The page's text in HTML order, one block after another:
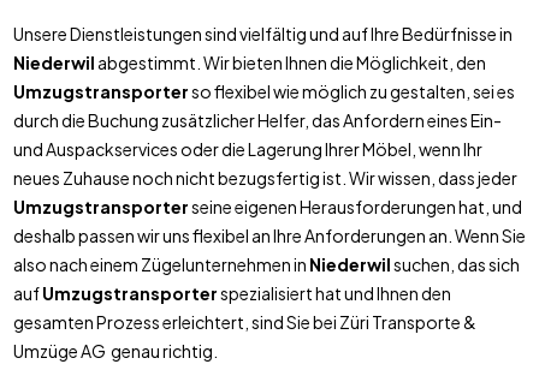
Unsere Dienstleistungen sind vielfältig und auf Ihre Bedürfnisse in
Niederwil abgestimmt. Wir bieten Ihnen die Möglichkeit, den
Umzugstransporterso flexibel wie möglich zu gestalten, sei es
durch die Buchung zusätzlicher Helfer, das Anfordern eines Ein-
und Auspackservices oder die Lagerung Ihrer Möbel, wenn Ihr
neues Zuhause noch nicht bezugsfertig ist. Wir wissen, dass jeder
Umzugstransporterseine eigenen Herausforderungen hat, und
deshalb passen wir uns flexibel an Ihre Anforderungen an. Wenn Sie
also nach einem Zügelunternehmen in Niederwilsuchen, das sich
aufUmzugstransporterspezialisiert hat und Ihnen den
gesamten Prozess erleichtert, sind Sie bei Züri Transporte &
Umzüge AG genau richtig.